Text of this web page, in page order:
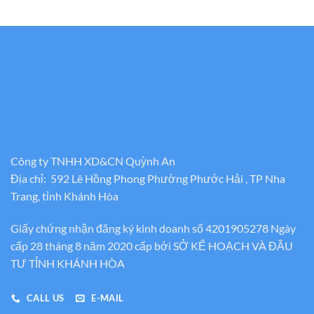
Công ty TNHH XD&CN Quỳnh An
Địa chỉ: 592 Lê Hồng Phong Phường Phước Hải , TP Nha
Trang, tỉnh Khánh Hòa
Giấy chứng nhận đăng ký kinh doanh số 4201905278 Ngày
cấp 28 tháng 8 năm 2020 cấp bới SỞ KẾ HOẠCH VÀ ĐẦU
TƯ TỈNH KHÁNH HÒA
CALL US E-MAIL